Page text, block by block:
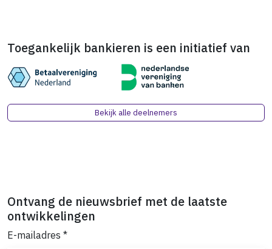
Toegankelijk bankieren is een initiatief van
Bekijk alle deelnemers
Ontvang de nieuwsbrief met de laatste
ontwikkelingen
E-mailadres *